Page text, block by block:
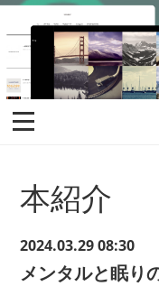
本紹介
2024.03.29 08:30
メンタルと眠り